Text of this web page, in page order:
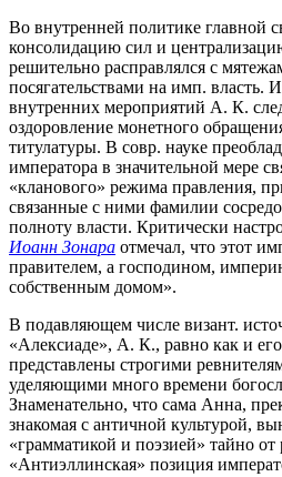
Во внутренней политике главной
консолидацию сил и
решительно расправлялся с
посягательствами на имп. власть.
внутренних мероприятий А. К.
оздоровление монетного
титулатуры. В совр. науке
императора в значительной мере
«кланового» режима правления,
связанные с ними фамилии
полноту власти. Критически
Иоанн Зонара отмечал, что этот
правителем, а господином,
собственным домом».
В подавляющем числе визант.
«Алексиаде», А. К., равно как и
представлены строгими
уделяющими много времени
Знаменательно, что сама Анна,
знакомая с античной культурой,
«грамматикой и поэзией» тайно от
«Антиэллинская» позиция